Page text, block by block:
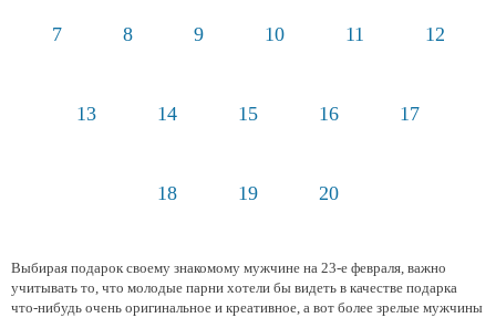
7 8 9 10 11 12
13 14 15 16 17
18 19 20
Выбирая подарок своему знакомому мужчине на 23-е февраля, важно
учитывать то, что молодые парни хотели бы видеть в качестве подарка
что-нибудь очень оригинальное и креативное, а вот более зрелые мужчины